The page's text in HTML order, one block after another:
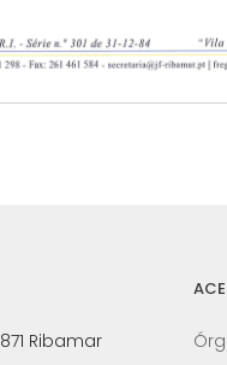
Ribamar